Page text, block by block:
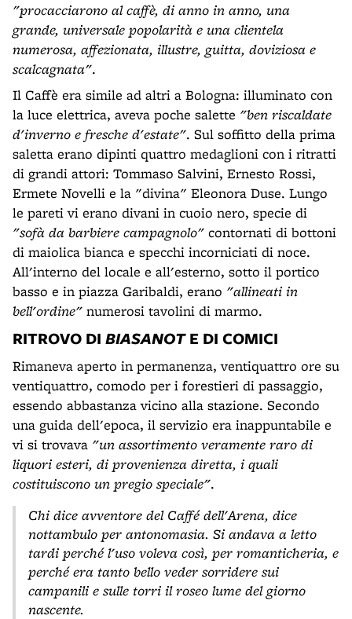
"procacciarono al caffè, di anno in anno, una
grande, universale popolarità e una clientela
numerosa, affezionata, illustre, guitta, doviziosa e
scalcagnata".
Il Caffè era simile ad altri a Bologna: illuminato con
la luce elettrica, aveva poche salette "ben riscaldate
d'inverno e fresche d'estate". Sul soffitto della prima
saletta erano dipinti quattro medaglioni con i ritratti
di grandi attori: Tommaso Salvini, Ernesto Rossi,
Ermete Novelli e la "divina" Eleonora Duse. Lungo
le pareti vi erano divani in cuoio nero, specie di
"sofà da barbiere campagnolo" contornati di bottoni
di maiolica bianca e specchi incorniciati di noce.
All'interno del locale e all'esterno, sotto il portico
basso e in piazza Garibaldi, erano "allineati in
bell'ordine" numerosi tavolini di marmo.
RITROVO DI BIASANOTE DI COMICI
Rimaneva aperto in permanenza, ventiquattro ore su
ventiquattro, comodo per i forestieri di passaggio,
essendo abbastanza vicino alla stazione. Secondo
una guida dell'epoca, il servizio era inappuntabile e
vi si trovava "un assortimento veramente raro di
liquori esteri, di provenienza diretta, i quali
costituiscono un pregio speciale".
Chi dice avventore del Caffé dell'Arena, dice
nottambulo per antonomasia. Si andava a letto
tardi perché l'uso voleva così, per romanticheria, e
perché era tanto bello veder sorridere sui
campanili e sulle torri il roseo lume del giorno
nascente.